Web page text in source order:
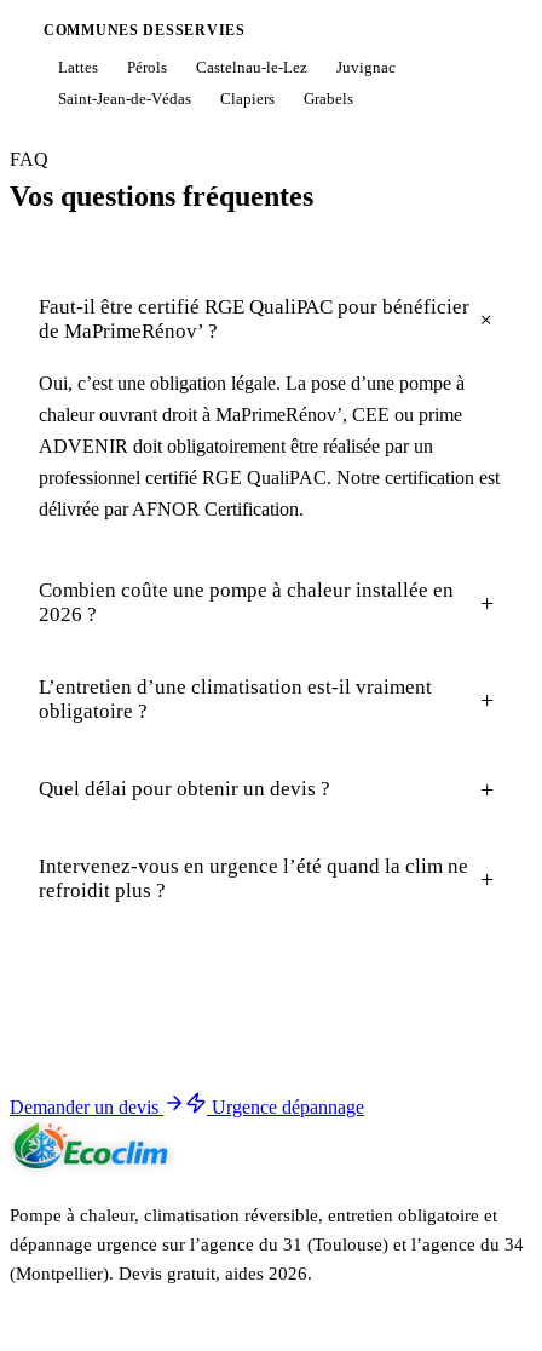
COMMUNES DESSERVIES
Lattes Pérols Castelnau-le-Lez
Juvignac
Saint-Jean-de-Védas
Clapiers Grabels
FAQ
Vos questions fréquentes
Faut-il être certifié RGE QualiPAC pour bénéficier
de MaPrimeRénov’ ?
+
Oui, c’est une obligation légale. La pose d’une pompe à
chaleur ouvrant droit à MaPrimeRénov’, CEE ou prime
ADVENIR doit obligatoirement être réalisée par un
professionnel certifié RGE QualiPAC. Notre certification est
délivrée par AFNOR Certification.
Combien coûte une pompe à chaleur installée en
2026 ?
+
L’entretien d’une climatisation est-il vraiment
obligatoire ?
+
Quel délai pour obtenir un devis ? +
Intervenez-vous en urgence l’été quand la clim ne
refroidit plus ?
+
Demander un devis Urgence dépannage
Pompe à chaleur, climatisation réversible, entretien obligatoire et
dépannage urgence sur l’agence du 31 (Toulouse) et l’agence du 34
(Montpellier). Devis gratuit, aides 2026.